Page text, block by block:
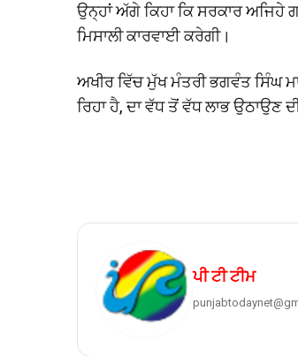
ਉਨ੍ਹਾਂ ਅੱਗੇ ਕਿਹਾ ਕਿ ਸਰਕਾਰ ਅਜਿਹੇ
ਮਿਸਾਲੀ ਕਾਰਵਾਈ ਕਰੇਗੀ।
ਅਖੀਰ ਵਿੱਚ ਮੁੱਖ ਮੰਤਰੀ ਭਗਵੰਤ ਸਿੰਘ
ਰਿਹਾ ਹੈ, ਦਾ ਵੱਧ ਤੋਂ ਵੱਧ ਲਾਭ ਉਠਾਉਣ
ਪੀ ਟੀ ਟੀਮ